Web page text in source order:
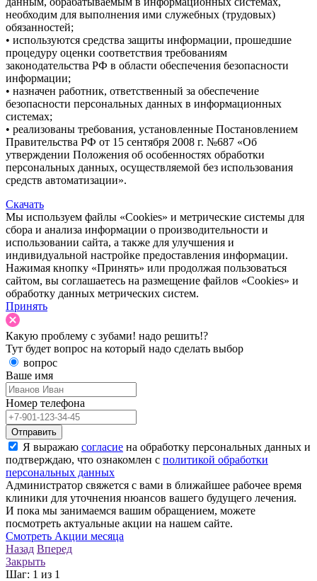
необходим для выполнения ими служебных (трудовых)
обязанностей;
• используются средства защиты информации, прошедшие
процедуру оценки соответствия требованиям
законодательства РФ в области обеспечения безопасности
информации;
• назначен работник, ответственный за обеспечение
безопасности персональных данных в информационных
системах;
• реализованы требования, установленные Постановлением
Правительства РФ от 15 сентября 2008 г. №687 «Об
утверждении Положения об особенностях обработки
персональных данных, осуществляемой без использования
средств автоматизации».
Скачать
Мы используем файлы «Cookies» и метрические системы для
сбора и анализа информации о производительности и
использовании сайта, а также для улучшения и
индивидуальной настройке предоставления информации.
Нажимая кнопку «Принять» или продолжая пользоваться
сайтом, вы соглашаетесь на размещение файлов «Cookies» и
обработку данных метрических систем.
Принять
Какую проблему с зубами! надо решить!?
Тут будет вопрос на который надо сделать выбор
вопрос
Ваше имя
Номер телефона
Отправить
Я выражаю согласие на обработку персональных данных и
подтверждаю, что ознакомлен с политикой обработки
персональных данных
Администратор свяжется с вами в ближайшее рабочее время
клиники для уточнения нюансов вашего будущего лечения.
И пока мы занимаемся вашим обращением, можете
посмотреть актуальные акции на нашем сайте.
Смотреть Акции месяца
Назад Вперед
Закрыть
Шаг: 1 из 1